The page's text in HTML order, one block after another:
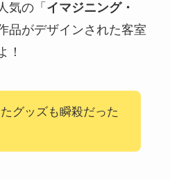
気の「 イマジニング・
品がデザインされた客室
！
グッズも瞬殺だった